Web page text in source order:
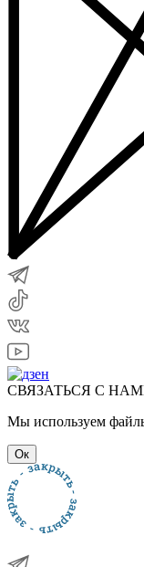
СВЯЗАТЬСЯ С
Мы используем
Ок